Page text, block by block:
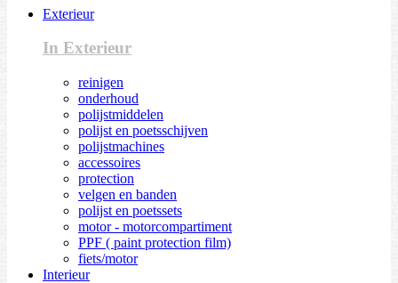
Exterieur
In Exterieur
reinigen
onderhoud
polijstmiddelen
polijst en poetsschijven
polijstmachines
accessoires
protection
velgen en banden
polijst en poetssets
motor - motorcompartiment
PPF ( paint protection film)
fiets/motor
Interieur